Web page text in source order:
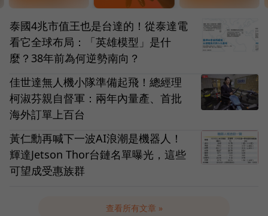
泰國4兆市值王也是台達的！從泰達電
看它全球布局：「英雄模型」是什
麼？38年前為何逆勢南向？
佳世達無人機小隊準備起飛！總經理
柯淑芬親自督軍：兩年內量產、首批
海外訂單上百台
黃仁勳再喊下一波AI浪潮是機器人！
輝達Jetson Thor台鏈名單曝光，這些
可望成受惠族群
查看所有文章 »